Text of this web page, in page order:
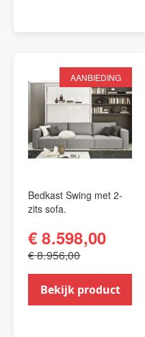
AANBIEDING
Bedkast Swing met 2-
zits sofa.
€ 8.598,00
€ 8.956,00
Bekijk product